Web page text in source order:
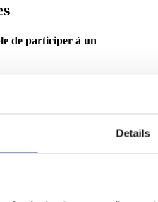
Details
de participer à un
aux enfants à partir de
et interculturelles dès
pour participer aux
Vous trouverez des
mois dans le pays partenaire) et
du programme Voltaire, cela